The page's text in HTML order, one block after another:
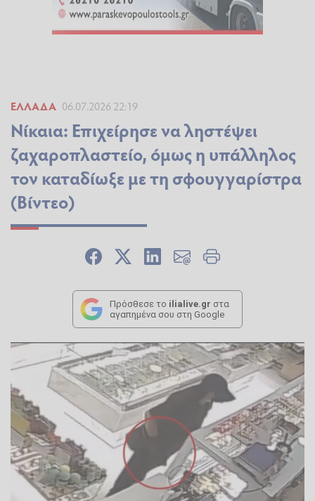
ΕΛΛΆΔΑ 06.07.2026 22:19
Νίκαια: Επιχείρησε να ληστέψει
ζαχαροπλαστείο, όμως η υπάλληλος
τον καταδίωξε με τη σφουγγαρίστρα
(Βίντεο)
Πρόσθεσε το ilialive.gr στα
αγαπημένα σου στη Google